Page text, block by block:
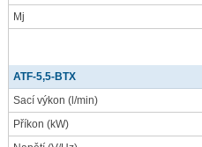
Mj
ATF-5,5-BTX
Sací výkon (l/min)
Příkon (kW)